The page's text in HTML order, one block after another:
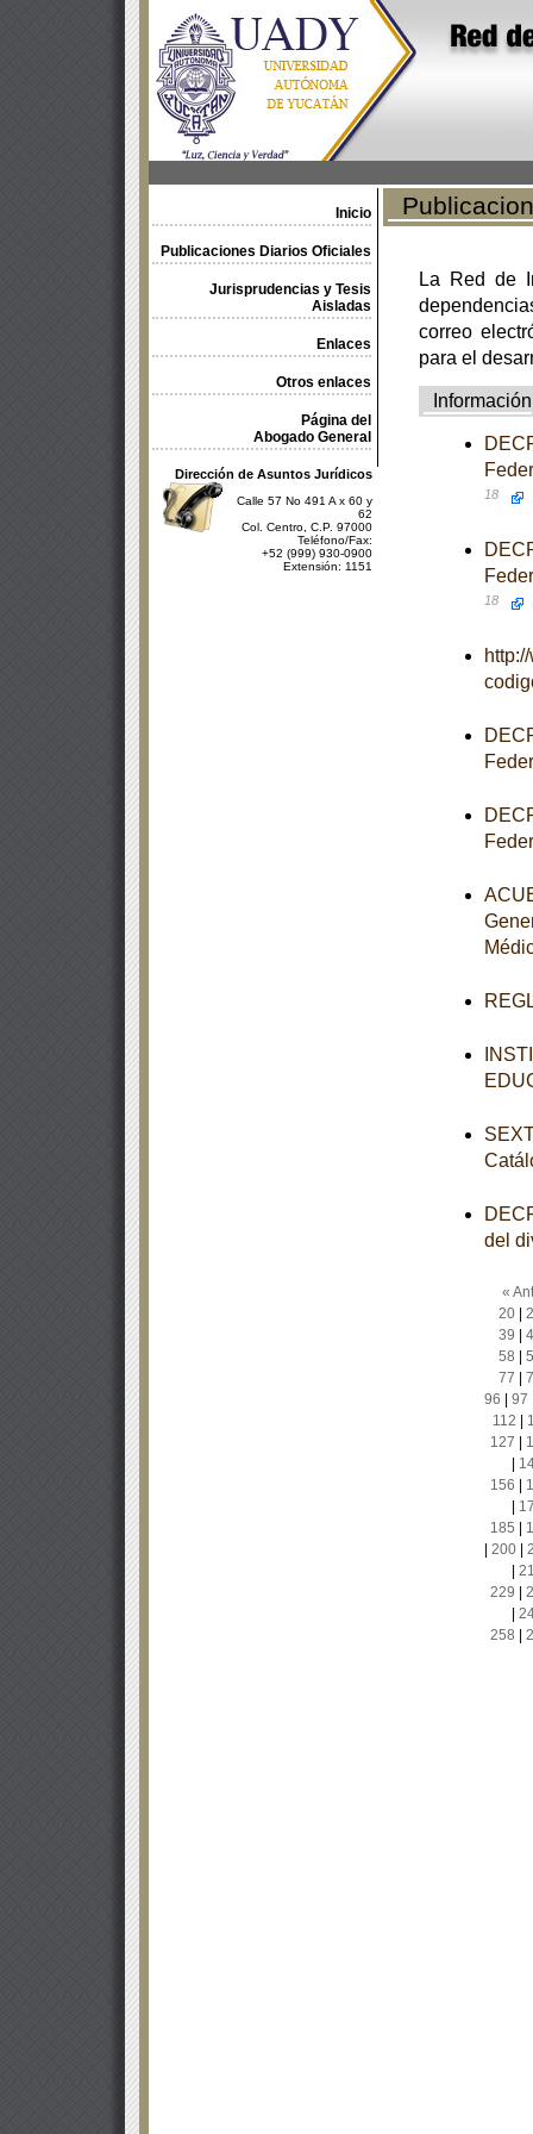
Inicio
Publicaciones Diarios Oficiales
Jurisprudencias y Tesis
Aisladas
Enlaces
Otros enlaces
Página del
Abogado General
Dirección de Asuntos Jurídicos
Calle 57 No 491 A x 60 y
62
Col. Centro, C.P. 97000
Teléfono/Fax:
+52 (999) 930-0900
Extensión: 1151
La Red de
correo
para el
Información
18
18
del
«
20|
39
58
77
96
97
112
127
156
185
200|
229
258